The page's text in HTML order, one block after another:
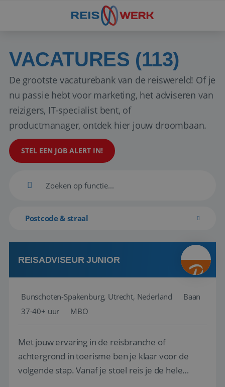
VACATURES (113)
De grootste vacaturebank van de reiswereld! Of je
nu passie hebt voor marketing, het adviseren van
reizigers, IT-specialist bent, of
productmanager, ontdek hier jouw droombaan.
STEL EEN JOB ALERT IN!
Postcode & straal
REISADVISEUR JUNIOR
Bunschoten-Spakenburg, Utrecht, Nederland
Baan
37-40+ uur
MBO
Met jouw ervaring in de reisbranche of
achtergrond in toerisme ben je klaar voor de
volgende stap. Vanaf je stoel reis je de hele